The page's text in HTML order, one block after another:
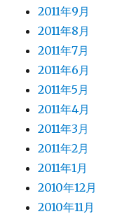
2011年9月
2011年8月
2011年7月
2011年6月
2011年5月
2011年4月
2011年3月
2011年2月
2011年1月
2010年12月
2010年11月